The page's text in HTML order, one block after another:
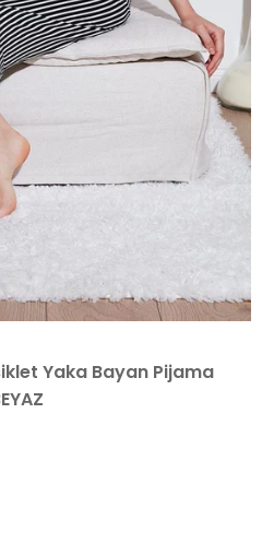
Yaka Bayan Pijama